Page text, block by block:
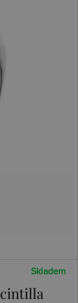
Skladem